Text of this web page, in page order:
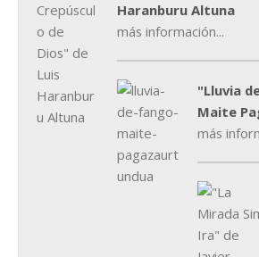
Haranburu Altuna
más información...
"Lluvia
Maite
más